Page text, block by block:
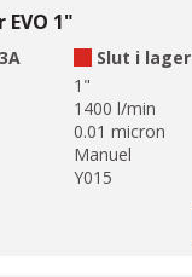
1"
Slut i lager
1"
1400 l/min
0.01 micron
Manuel
Y015